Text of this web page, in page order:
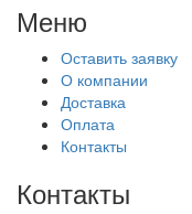
Меню
Оставить заявку
О компании
Доставка
Оплата
Контакты
Контакты